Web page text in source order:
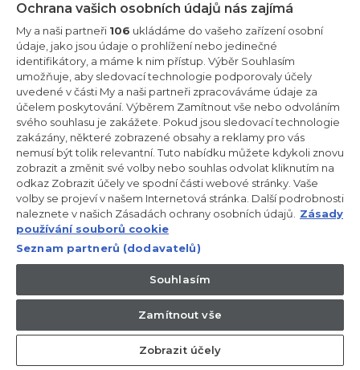
Odebírejte náš newsletter
CANDY HOOVER GROUP S.r.I. - Jediný akcionář - SÍDLO
SPOLEČNOSTI: Via Comolli, 57 - 20861 Brugherio (Monza Brianza) -
Itálie - ADMINISTRATIVNÍ KANCELÁŘE: Via Privata Eden Fumagalli
snc - 20861 Brugherio (Monza Brianza) a Via Trento č. 20/A-22 -
20871 Vimercate (Monza Brianza) - Itálie - Tel.: +39.039.2086.1 -
Fax: +39.039.2086.237 - Základní kapitál 35 000 000,00 € plně
splacený - IČ a číslo zápisu v obchodním rejstříku Milán-Monza-
Brianza-Lodi 04666310158 - DIČ 00786860965 - Číslo REA
211870 - Společnost podléhající řídicím a koordinačním činnostem
společnosti Candy S.p.A.
CZ / Česká republika
Ochrana vašich osobních údajů nás zajímá
My a naši partneři 106 ukládáme do vašeho zařízení osobní
údaje, jako jsou údaje o prohlížení nebo jedinečné
identifikátory, a máme k nim přístup. Výběr Souhlasím
umožňuje, aby sledovací technologie podporovaly účely
uvedené v části My a naši partneři zpracováváme údaje za
účelem poskytování. Výběrem Zamítnout vše nebo odvoláním
svého souhlasu je zakážete. Pokud jsou sledovací technologie
zakázány, některé zobrazené obsahy a reklamy pro vás
nemusí být tolik relevantní. Tuto nabídku můžete kdykoli znovu
zobrazit a změnit své volby nebo souhlas odvolat kliknutím na
odkaz Zobrazit účely ve spodní části webové stránky. Vaše
volby se projeví v našem Internetová stránka. Další podrobnosti
naleznete v našich Zásadách ochrany osobních údajů.
Zásady
používání souborů cookie
Seznam partnerů (dodavatelů)
Souhlasím
Zamítnout vše
Zobrazit účely